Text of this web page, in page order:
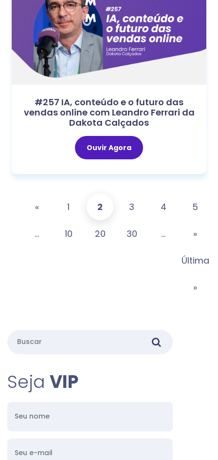
#257 IA, conteúdo e o futuro das
vendas online com Leandro Ferrari da
Dakota Calçados
Ouvir Agora
« 1 2 3 4 5
... 10 20 30 ... »
Última
»
Seja VIP